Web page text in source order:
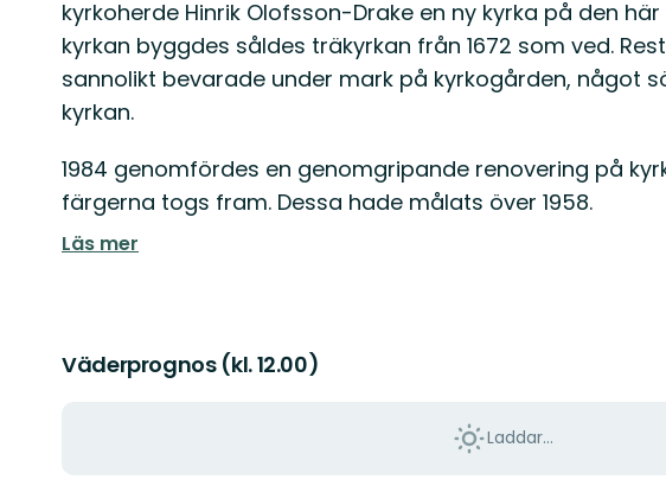
kyrkoherde Hinrik Olofsson-Drake en ny kyrka på den
kyrkan byggdes såldes träkyrkan från 1672 som ved.
sannolikt bevarade under mark på kyrkogården, något
kyrkan.
1984 genomfördes en genomgripande renovering på
färgerna togs fram. Dessa hade målats över 1958.
Läs mer
Väderprognos (kl. 12.00)
Laddar...